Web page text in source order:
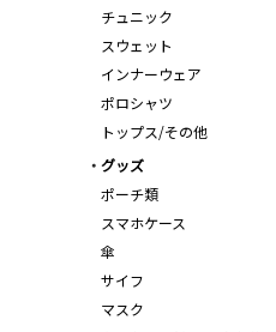
チュニック
スウェット
インナーウェア
ポロシャツ
トップス/その他
グッズ
ポーチ類
スマホケース
傘
サイフ
マスク